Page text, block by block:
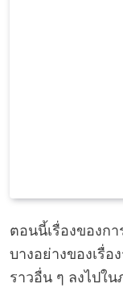
ตอนนี้เรื่องของกา
บางอย่างของเรื่อ
ราวอื่น ๆ ลงไปใ